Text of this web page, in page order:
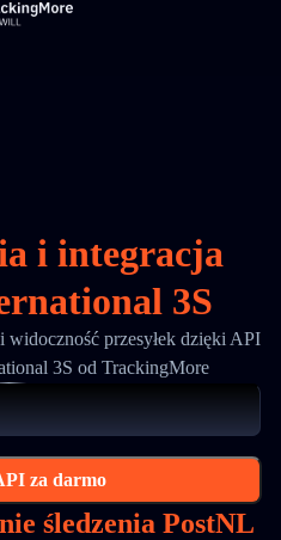
i integracja
3S
widoczność przesyłek dzięki API
3S od TrackingMore
za darmo
śledzenia PostNL